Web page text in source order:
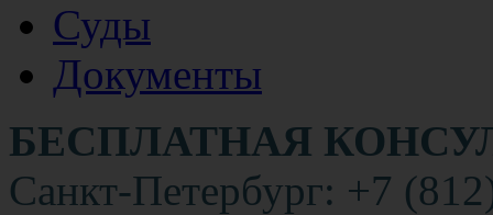
Суды
Документы
БЕСПЛАТНАЯ
Санкт-Петербург: +7